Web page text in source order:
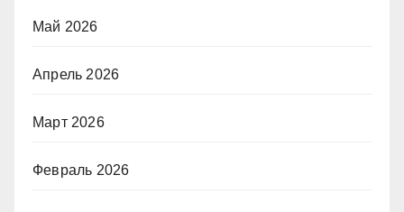
Май 2026
Апрель 2026
Март 2026
Февраль 2026